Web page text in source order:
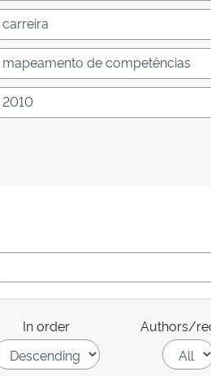
In order Authors/